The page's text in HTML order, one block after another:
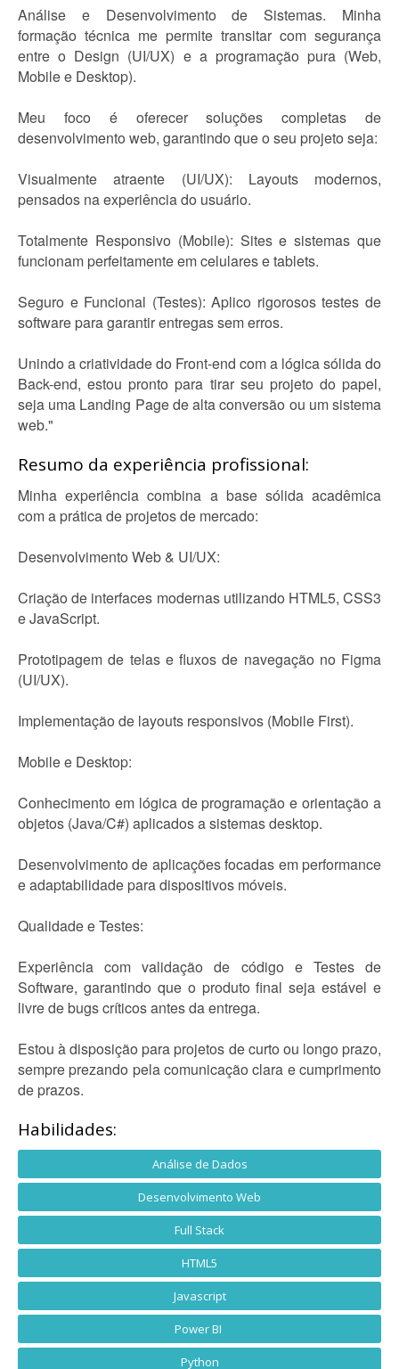
Análise e Desenvolvimento de Sistemas. Minha
formação técnica me permite transitar com segurança
entre o Design (UI/UX) e a programação pura (Web,
Mobile e Desktop).
Meu foco é oferecer soluções completas de
desenvolvimento web, garantindo que o seu projeto seja:
Visualmente atraente (UI/UX): Layouts modernos,
pensados na experiência do usuário.
Totalmente Responsivo (Mobile): Sites e sistemas que
funcionam perfeitamente em celulares e tablets.
Seguro e Funcional (Testes): Aplico rigorosos testes de
software para garantir entregas sem erros.
Unindo a criatividade do Front-end com a lógica sólida do
Back-end, estou pronto para tirar seu projeto do papel,
seja uma Landing Page de alta conversão ou um sistema
web."
Resumo da experiência profissional:
Minha experiência combina a base sólida acadêmica
com a prática de projetos de mercado:
Desenvolvimento Web & UI/UX:
Criação de interfaces modernas utilizando HTML5, CSS3
e JavaScript.
Prototipagem de telas e fluxos de navegação no Figma
(UI/UX).
Implementação de layouts responsivos (Mobile First).
Mobile e Desktop:
Conhecimento em lógica de programação e orientação a
objetos (Java/C#) aplicados a sistemas desktop.
Desenvolvimento de aplicações focadas em performance
e adaptabilidade para dispositivos móveis.
Qualidade e Testes:
Experiência com validação de código e Testes de
Software, garantindo que o produto final seja estável e
livre de bugs críticos antes da entrega.
Estou à disposição para projetos de curto ou longo prazo,
sempre prezando pela comunicação clara e cumprimento
de prazos.
Habilidades:
Análise de Dados
Desenvolvimento Web
Full Stack
HTML5
Javascript
Power BI
Python